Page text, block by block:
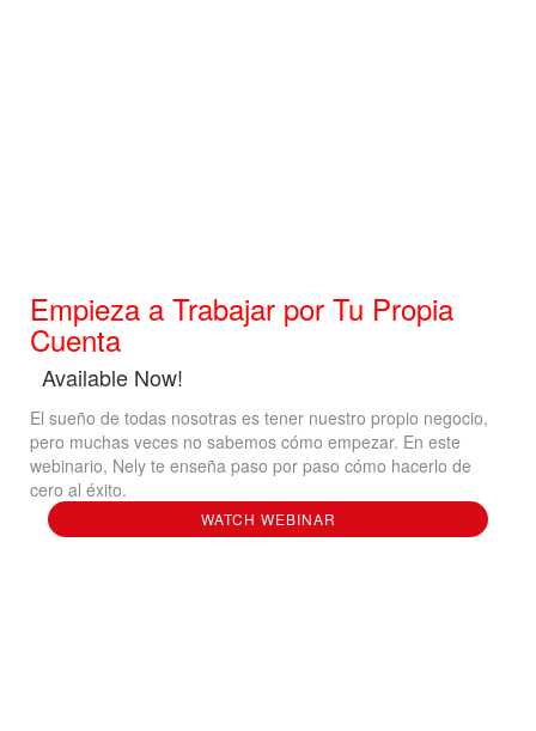
Empieza a Trabajar por Tu Propia
Cuenta
Available Now!
El sueño de todas nosotras es tener nuestro propio negocio,
pero muchas veces no sabemos cómo empezar. En este
webinario, Nely te enseña paso por paso cómo hacerlo de
cero al éxito.
WATCH WEBINAR